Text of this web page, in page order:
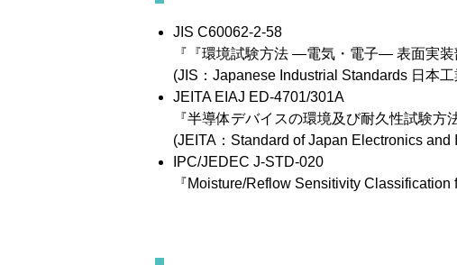
JIS C60062-2-58
『『環境試験方法 ―電気・電子― 表面実
(JIS：Japanese Industrial Standards 日本
JEITA EIAJ ED-4701/301A
『半導体デバイスの環境及び耐久性試験
(JEITA：Standard of Japan Electronics
IPC/JEDEC J-STD-020
『Moisture/Reflow Sensitivity